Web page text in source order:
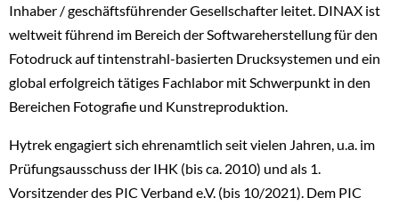
Inhaber / geschäftsführender Gesellschafter leitet. DINAX ist
weltweit führend im Bereich der Softwareherstellung für den
Fotodruck auf tintenstrahl-basierten Drucksystemen und ein
global erfolgreich tätiges Fachlabor mit Schwerpunkt in den
Bereichen Fotografie und Kunstreproduktion.
Hytrek engagiert sich ehrenamtlich seit vielen Jahren, u.a. im
Prüfungsausschuss der IHK (bis ca. 2010) und als 1.
Vorsitzender des PIC Verband e.V. (bis 10/2021). Dem PIC